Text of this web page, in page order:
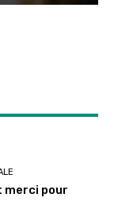
merci pour